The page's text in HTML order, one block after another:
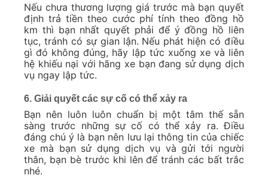
Nếu chưa thương lượng giá trước mà bạn quyết
định trả tiền theo cước phí tính theo đồng hồ
km thì bạn nhất quyết phải để ý đồng hồ liên
tục, tránh có sự gian lận. Nếu phát hiện có điều
gì đó không đúng, hãy lập tức xuống xe và liên
hệ khiếu nại với hãng xe bạn đang sử dụng dịch
vụ ngay lập tức.
6. Giải quyết các sự cố có thể xảy ra
Bạn nên luôn luôn chuẩn bị một tâm thế sẵn
sàng trước những sự cố có thể xảy ra. Điều
đáng chú ý là bạn nên lưu lại thông tin của chiếc
xe mà bạn sử dụng dịch vụ và gửi tới người
thân, bạn bè trước khi lên để tránh các bất trắc
nhé.